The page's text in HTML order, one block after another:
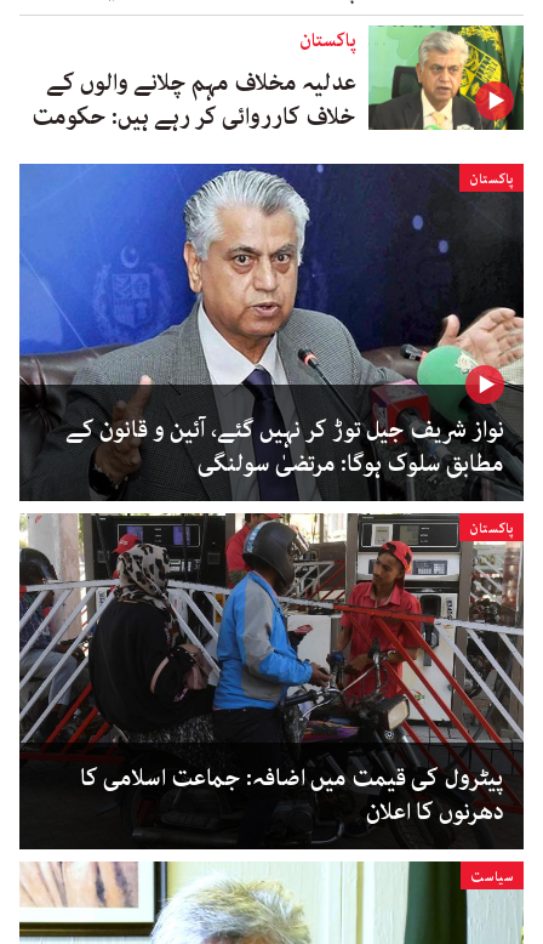
پاکستان
عدلیہ مخلاف مہم چلانے والوں کے
خلاف کارروائی کر رہے ہیں: حکومت
پاکستان
نواز شریف جیل توڑ کر نہیں گئے، آئین و قانون کے
مطابق سلوک ہوگا: مرتضیٰ سولنگی
پاکستان
پیٹرول کی قیمت میں اضافہ: جماعت اسلامی کا
دھرنوں کا اعلان
سیاست